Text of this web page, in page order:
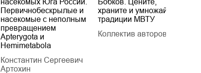
насекомых Юга России.
Первичнобескрылые и
насекомые с неполным
превращением
Apterygota и
Hemimetabola
Константин Сергеевич
Артохин
Бобков. Цените,
храните и умножайте
традиции МВТУ
Коллектив авторов